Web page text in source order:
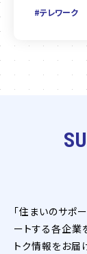
#テレワーク
「住まいのサポ
ートする各企業
トク情報をお届